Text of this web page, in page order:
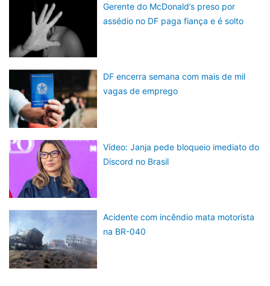
Gerente do McDonald’s preso por
assédio no DF paga fiança e é solto
DF encerra semana com mais de mil
vagas de emprego
Vídeo: Janja pede bloqueio imediato do
Discord no Brasil
Acidente com incêndio mata motorista
na BR-040